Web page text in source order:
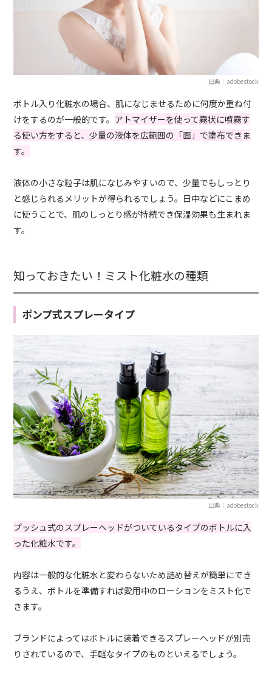
出典：adobestock
ボトル入り化粧水の場合、肌になじませるために何度か重ね付
けをするのが一般的です。 アトマイザーを使って霧状に噴霧す
る使い方をすると、少量の液体を広範囲の「面」で塗布できま
す。
液体の小さな粒子は肌になじみやすいので、少量でもしっとり
と感じられるメリットが得られるでしょう。日中などにこまめ
に使うことで、肌のしっとり感が持続でき保湿効果も生まれま
す。
知っておきたい！ミスト化粧水の種類
ポンプ式スプレータイプ
出典：adobestock
プッシュ式のスプレーヘッドがついているタイプのボトルに入
った化粧水です。
内容は一般的な化粧水と変わらないため詰め替えが簡単にでき
るうえ、ボトルを準備すれば愛用中のローションをミスト化で
きます。
ブランドによってはボトルに装着できるスプレーヘッドが別売
りされているので、手軽なタイプのものといえるでしょう。